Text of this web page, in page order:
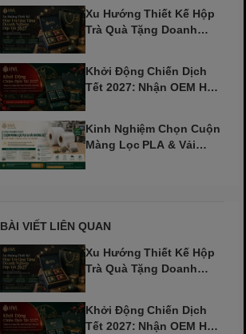
Xu Hướng Thiết Kế Hộp
Trà Quà Tặng Doanh
Khởi Động Chiến Dịch
Tết 2027: Nhận OEM Hộp
Kinh Nghiệm Chọn Cuộn
Màng Lọc PLA & Vải
BÀI VIẾT LIÊN QUAN
Xu Hướng Thiết Kế Hộp
Trà Quà Tặng Doanh
Khởi Động Chiến Dịch
Tết 2027: Nhận OEM Hộp